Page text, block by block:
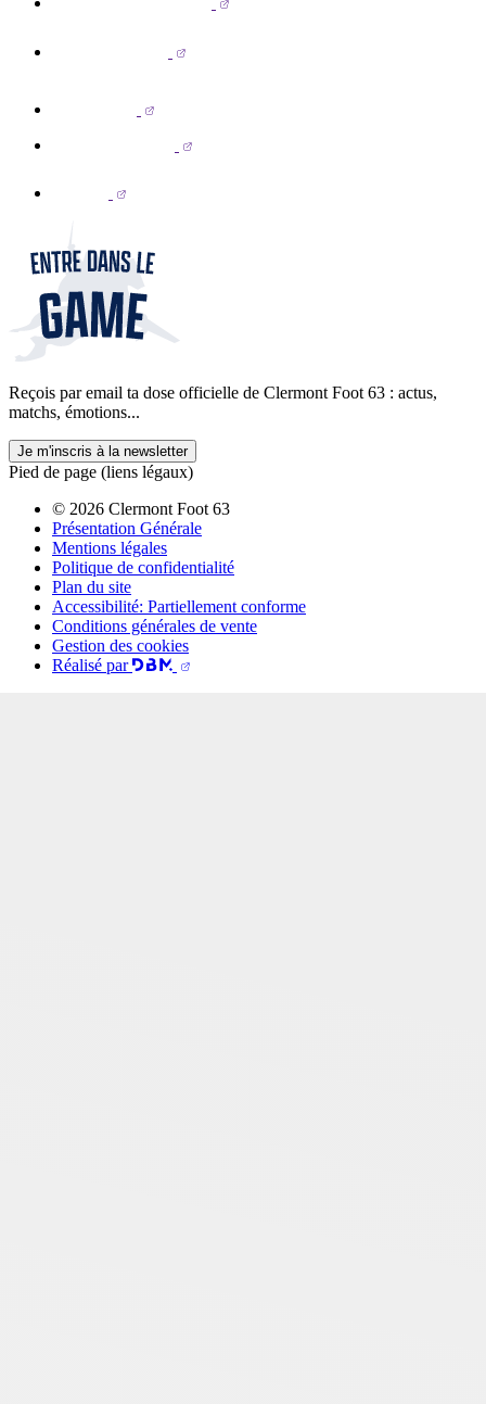
Reçois par email ta dose officielle de Clermont Foot 63 : actus,
matchs, émotions...
Je m'inscris à la newsletter
Pied de page (liens légaux)
© 2026 Clermont Foot 63
Présentation Générale
Mentions légales
Politique de confidentialité
Plan du site
Accessibilité: Partiellement conforme
Conditions générales de vente
Gestion des cookies
Réalisé par